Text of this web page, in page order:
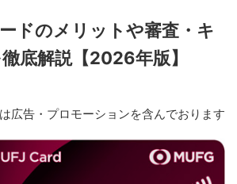
ドのメリットや審査・キ
底解説【2026年版】
広告・プロモーションを含んでおります